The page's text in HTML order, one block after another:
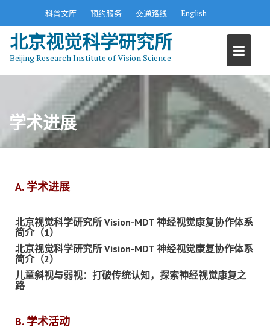
e
科普文库 预约服务 交通路线 English
北京视觉科学研究所
Beijing Research Institute of Vision Science
学术进展
A. 学术进展
北京视觉科学研究所 Vision-MDT 神经视觉康复协作体系
简介（1）
北京视觉科学研究所 Vision-MDT 神经视觉康复协作体系
简介（2）
儿童斜视与弱视：打破传统认知，探索神经视觉康复之
路
B. 学术活动